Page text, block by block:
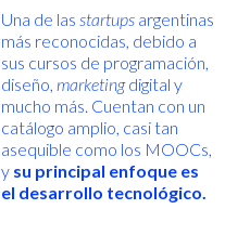
Una de las startupsargentinas
más reconocidas, debido a
sus cursos de programación,
diseño, marketingdigital y
mucho más. Cuentan con un
catálogo amplio, casi tan
asequible como los MOOCs,
y su principal enfoque es
el desarrollo tecnológico.